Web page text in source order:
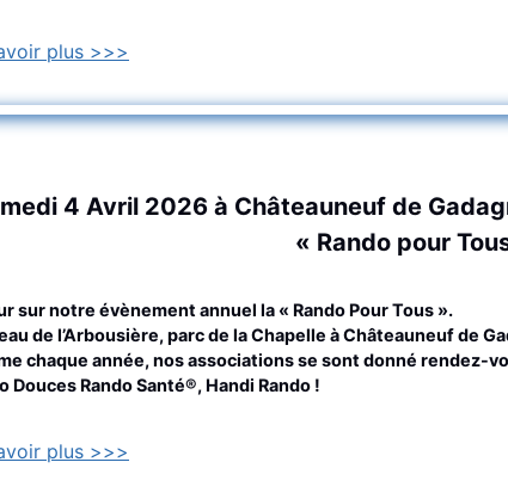
plus >>>
4 Avril 2026 à Châteauneuf de
« Rando pour
sur notre évènement annuel la « Rando Pour Tous ».
de l’Arbousière, parc de la Chapelle à Châteauneuf de
chaque année, nos associations se sont donné rendez-
Douces Rando Santé®, Handi Rando !
plus >>>